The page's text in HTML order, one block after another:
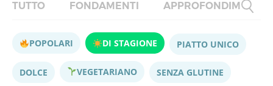
TUTTO FONDAMENTI APPROFONDIMENTI
POPOLARI DI STAGIONE PIATTO UNICO
DOLCE VEGETARIANO SENZA GLUTINE